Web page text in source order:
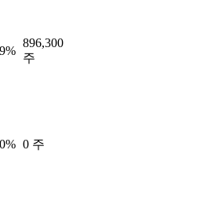
896,300
주
0 주